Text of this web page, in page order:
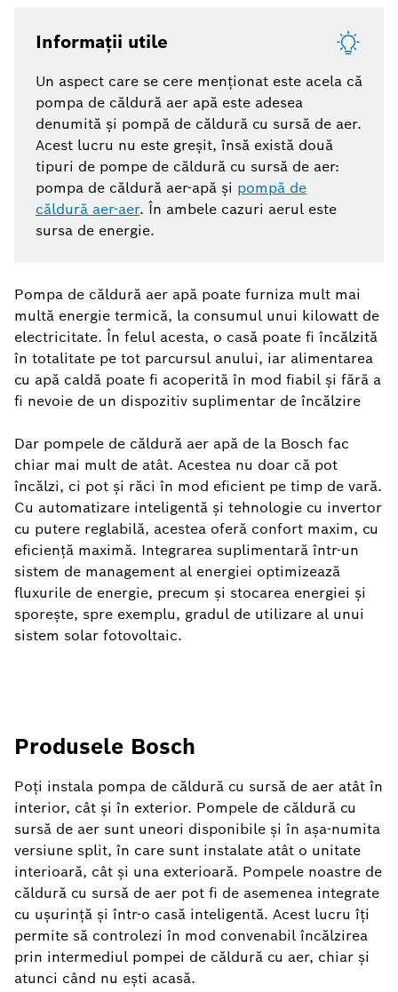
Informații utile
Un aspect care se cere menționat este acela că
pompa de căldură aer apă este adesea
denumită și pompă de căldură cu sursă de aer.
Acest lucru nu este greșit, însă există două
tipuri de pompe de căldură cu sursă de aer:
pompa de căldură aer-apă și pompă de
căldură aer-aer. În ambele cazuri aerul este
sursa de energie.
Pompa de căldură aer apă poate furniza mult mai
multă energie termică, la consumul unui kilowatt de
electricitate. În felul acesta, o casă poate fi încălzită
în totalitate pe tot parcursul anului, iar alimentarea
cu apă caldă poate fi acoperită în mod fiabil și fără a
fi nevoie de un dispozitiv suplimentar de încălzire
Dar pompele de căldură aer apă de la Bosch fac
chiar mai mult de atât. Acestea nu doar că pot
încălzi, ci pot și răci în mod eficient pe timp de vară.
Cu automatizare inteligentă și tehnologie cu invertor
cu putere reglabilă, acestea oferă confort maxim, cu
eficiență maximă. Integrarea suplimentară într-un
sistem de management al energiei optimizează
fluxurile de energie, precum și stocarea energiei și
sporește, spre exemplu, gradul de utilizare al unui
sistem solar fotovoltaic.
Produsele Bosch
Poți instala pompa de căldură cu sursă de aer atât în
​​interior, cât și în exterior. Pompele de căldură cu
sursă de aer sunt uneori disponibile și în așa-numita
versiune split, în care sunt instalate atât o unitate
interioară, cât și una exterioară. Pompele noastre de
căldură cu sursă de aer pot fi de asemenea integrate
cu ușurință și într-o casă inteligentă. Acest lucru îți
permite să controlezi în mod convenabil încălzirea
prin intermediul pompei de căldură cu aer, chiar și
atunci când nu ești acasă.